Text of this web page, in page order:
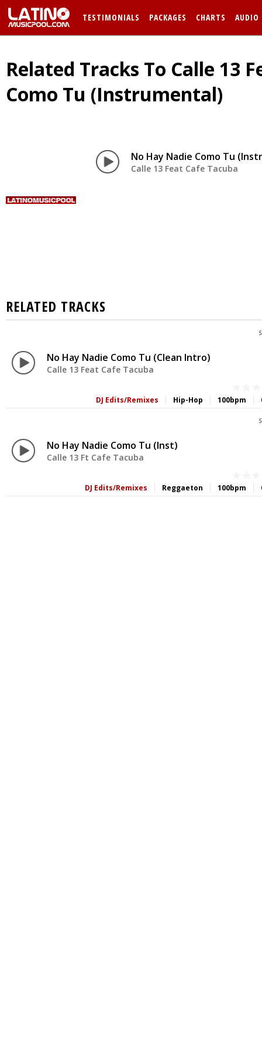
TESTIMONIALS PACKAGES CHARTS AUDIO
Related Tracks To Calle 13
Como Tu (Instrumental)
No Hay Nadie Como Tu
Calle 13 Feat Cafe Tacuba
RELATED TRACKS
No Hay Nadie Como Tu (Clean Intro)
Calle 13 Feat Cafe Tacuba
100bpm
Hip-Hop
DJ Edits/Remixes
No Hay Nadie Como Tu (Inst)
Calle 13 Ft Cafe Tacuba
100bpm
Reggaeton
DJ Edits/Remixes